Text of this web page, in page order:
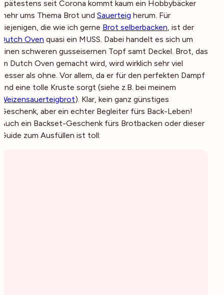
Spätestens seit Corona kommt kaum ein Hobbybäcker
mehr ums Thema Brot und Sauerteig herum. Für
diejenigen, die wie ich gerne Brot selberbacken, ist der
Dutch Oven quasi ein MUSS. Dabei handelt es sich um
einen schweren gusseisernen Topf samt Deckel. Brot, das
im Dutch Oven gemacht wird, wird wirklich sehr viel
besser als ohne. Vor allem, da er für den perfekten Dampf
und eine tolle Kruste sorgt (siehe z.B. bei meinem
Weizensauerteigbrot). Klar, kein ganz günstiges
Geschenk, aber ein echter Begleiter fürs Back-Leben!
Auch ein Backset-Geschenk fürs Brotbacken oder dieser
Guide zum Ausfüllen ist toll: